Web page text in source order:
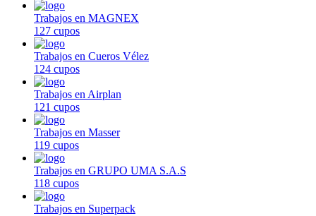
Trabajos en MAGNEX
127 cupos
Trabajos en Cueros Vélez
124 cupos
Trabajos en Airplan
121 cupos
Trabajos en Masser
119 cupos
Trabajos en GRUPO UMA S.A.S
118 cupos
Trabajos en Superpack